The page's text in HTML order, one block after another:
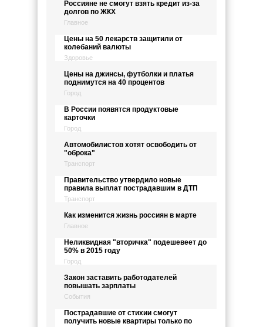
Россияне не смогут взять кредит из-за
долгов по ЖКХ
Главное
Цены на 50 лекарств защитили от
колебаний валюты
Здоровье
Цены на джинсы, футболки и платья
поднимутся на 40 процентов
Город
В России появятся продуктовые
карточки
Город
Автомобилистов хотят освободить от
"оброка"
Транспорт
Правительство утвердило новые
правила выплат пострадавшим в ДТП
Транспорт
Как изменится жизнь россиян в марте
Главное
Неликвидная "вторичка" подешевеет до
50% в 2015 году
Город
Закон заставить работодателей
повышать зарплаты
События
Пострадавшие от стихии смогут
получить новые квартиры только по